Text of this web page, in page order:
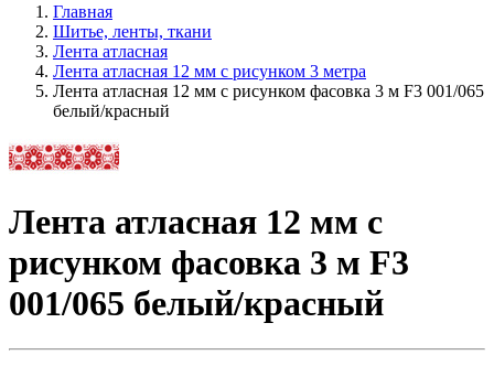
Главная
Шитье, ленты, ткани
Лента атласная
Лента атласная 12 мм с рисунком 3 метра
Лента атласная 12 мм с рисунком фасовка 3 м F3 001/065
белый/красный
Лента атласная 12 мм с
рисунком фасовка 3 м F3
001/065 белый/красный